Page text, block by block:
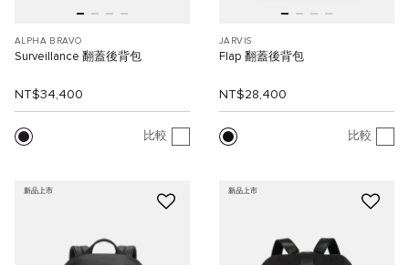
ALPHA BRAVO
Surveillance 翻蓋後背包
NT$34,400
比較
JARVIS
Flap 翻蓋後背包
NT$28,400
比較
新品上市 新品上市